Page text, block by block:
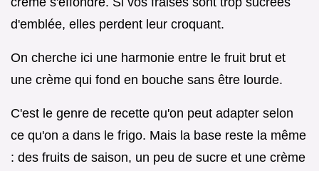
d'emblée, elles perdent leur croquant.
On cherche ici une harmonie entre le fruit brut et
une crème qui fond en bouche sans être lourde.
C'est le genre de recette qu'on peut adapter selon
ce qu'on a dans le frigo. Mais la base reste la même
: des fruits de saison, un peu de sucre et une crème